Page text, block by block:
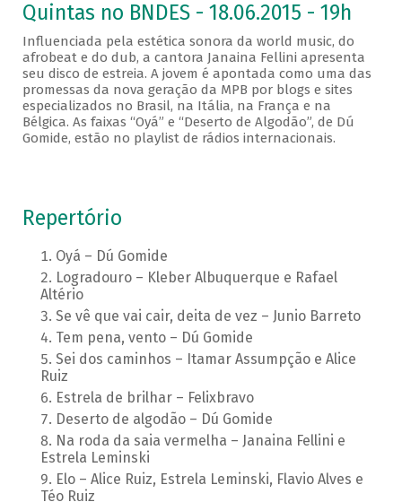
Quintas no BNDES - 18.06.2015 - 19h
Influenciada pela estética sonora da world music, do
afrobeat e do dub, a cantora Janaina Fellini apresenta
seu disco de estreia. A jovem é apontada como uma das
promessas da nova geração da MPB por blogs e sites
especializados no Brasil, na Itália, na França e na
Bélgica. As faixas “Oyá” e “Deserto de Algodão”, de Dú
Gomide, estão no playlist de rádios internacionais.
Repertório
Oyá – Dú Gomide
Logradouro – Kleber Albuquerque e Rafael
Altério
Se vê que vai cair, deita de vez – Junio Barreto
Tem pena, vento – Dú Gomide
Sei dos caminhos – Itamar Assumpção e Alice
Ruiz
Estrela de brilhar – Felixbravo
Deserto de algodão – Dú Gomide
Na roda da saia vermelha – Janaina Fellini e
Estrela Leminski
Elo – Alice Ruiz, Estrela Leminski, Flavio Alves e
Téo Ruiz